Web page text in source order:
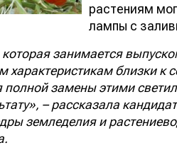
растениям
лампы с
занимается
характеристикам близки
замены этими
– рассказала
земледелия и